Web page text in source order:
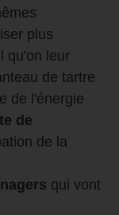
plus
qu'on leur
de tartre
de l'énergie
de
de la
qui vont